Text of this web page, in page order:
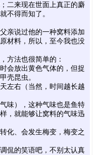
二来现在世面上真正的麝
不得而知了。
亲说过他的一种窝料添加
材料，所以，至今我也没
方法也很简单的：
会放出黄色气体的，但捉
壳昆虫。
左右（当然，时间越长越
味），这种气味也是鱼特
，就能够让窝料的气味迅
化、会发生梅变，梅变之
侃的笑语吧，不别太认真